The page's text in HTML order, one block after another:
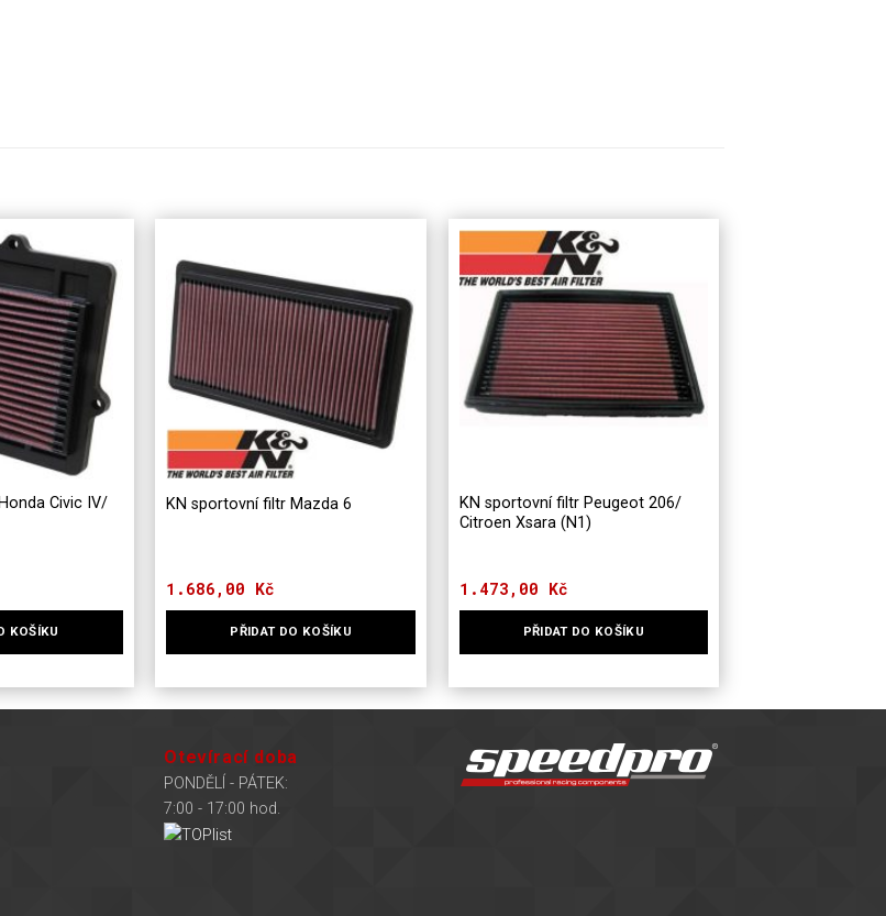
Civic IV/
KOŠÍKU
KN sportovní filtr Mazda 6
1.686,00 Kč
PŘIDAT DO KOŠÍKU
KN sportovní filtr Peugeot 206/
Citroen Xsara (N1)
1.473,00 Kč
PŘIDAT DO KOŠÍKU
Otevírací doba
PONDĚLÍ - PÁTEK:
7:00 - 17:00 hod.